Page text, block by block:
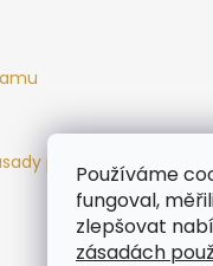
Používáme
fungoval,
zlepšovat
zásadách
používání cookies